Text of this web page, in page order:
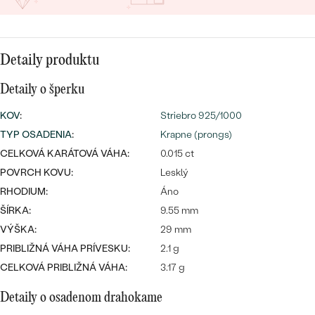
Najpredávanejšie
svadobné
obrúčky
PREZRIEŤ
DRAHOKAM
PLATINA
STRIEBRO
S LAB GROWN DIAMANTMI
S PERLAMI
PODĽA ŠTÝLU
PERSONALIZOVANÉ
SYMBOLICKÉ
MINIMALISTICKÉ
PODĽA PRÍLEŽITOSTI
PODĽA FARBY
LUXUSNÉ
LUXUSNÉ
Detaily produktu
Detaily o šperku
KOV:
Striebro 925/1000
TYP OSADENIA:
Krapne (prongs)
CELKOVÁ KARÁTOVÁ VÁHA:
0.015 ct
POVRCH KOVU:
Lesklý
RHODIUM:
Áno
ŠÍRKA:
9.55 mm
VÝŠKA:
29 mm
PRIBLIŽNÁ VÁHA PRÍVESKU:
2.1 g
CELKOVÁ PRIBLIŽNÁ VÁHA:
3.17 g
Detaily o osadenom drahokame